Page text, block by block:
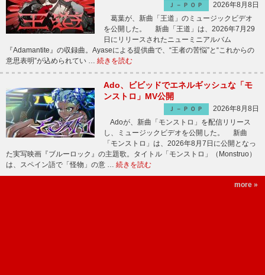
Ｊ－ＰＯＰ
2026年8月8日
葛葉が、新曲「王道」のミュージックビデオ
を公開した。 新曲「王道」は、2026年7月29
日にリリースされたニューミニアルバム
『Adamantite』の収録曲。Ayaseによる提供曲で、“王者の苦悩”と“これからの
意思表明”が込められてい … 続きを読む
Ado、ビビッドでエネルギッシュな「モ
ンストロ」MV公開
Ｊ－ＰＯＰ
2026年8月8日
Adoが、新曲「モンストロ」を配信リリース
し、ミュージックビデオを公開した。 新曲
「モンストロ」は、2026年8月7日に公開となっ
た実写映画『ブルーロック』の主題歌。タイトル「モンストロ」（Monstruo）
は、スペイン語で「怪物」の意 … 続きを読む
more »